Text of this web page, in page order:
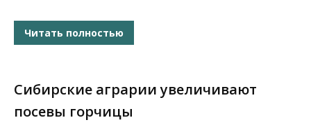
Читать полностью
Сибирские аграрии увеличивают
посевы горчицы